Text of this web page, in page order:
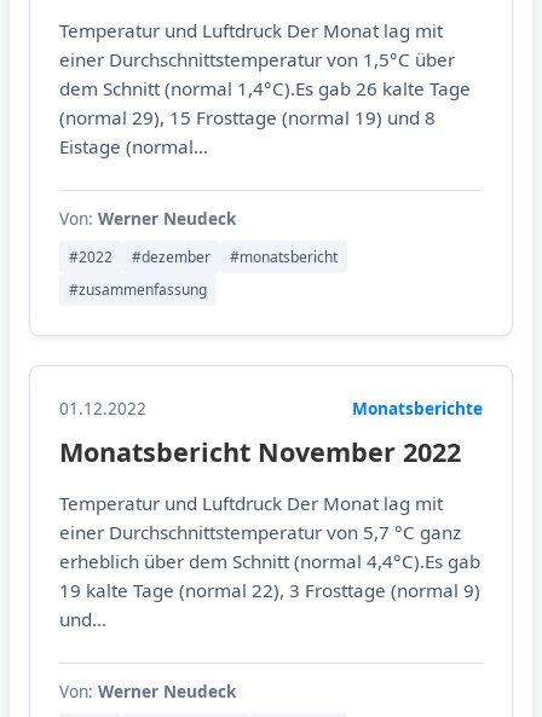
Temperatur und Luftdruck Der Monat lag mit
einer Durchschnittstemperatur von 1,5°C über
dem Schnitt (normal 1,4°C).Es gab 26 kalte Tage
(normal 29), 15 Frosttage (normal 19) und 8
Eistage (normal...
Von: Werner Neudeck
#2022 #dezember
#monatsbericht
#zusammenfassung
01.12.2022 Monatsberichte
Monatsbericht November 2022
Temperatur und Luftdruck Der Monat lag mit
einer Durchschnittstemperatur von 5,7 °C ganz
erheblich über dem Schnitt (normal 4,4°C).Es gab
19 kalte Tage (normal 22), 3 Frosttage (normal 9)
und...
Von: Werner Neudeck